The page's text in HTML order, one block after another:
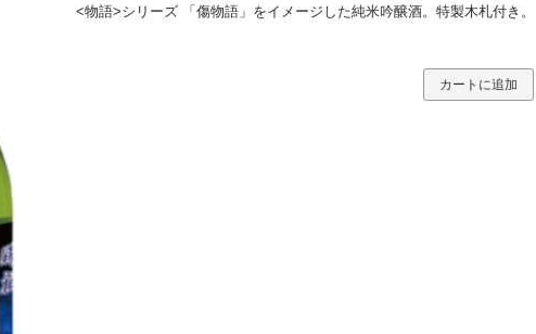
<物語>シリーズ 「傷物語」をイメージした純米吟醸酒。特製木札付き。
カートに追加